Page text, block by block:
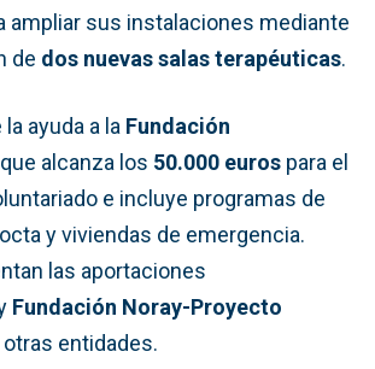
ampliar sus instalaciones mediante
de dos nuevas salas terapéuticas.
ayuda a la Fundación
que alcanza los 50.000 euros para el
e incluye programas de
y viviendas de emergencia.
las aportaciones
Fundación Noray-Proyecto
otras entidades.